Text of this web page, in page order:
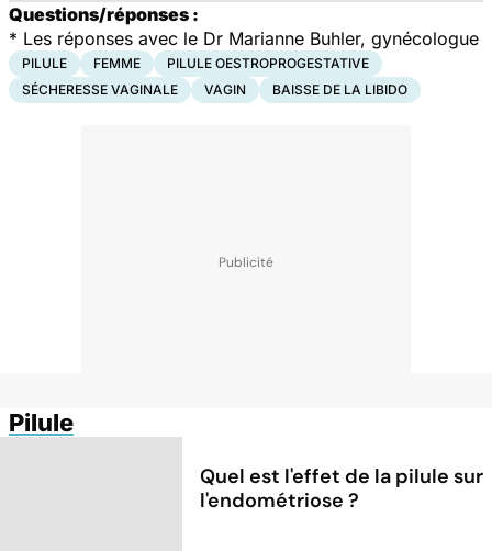
Questions/réponses :
* Les réponses avec le Dr Marianne Buhler, gynécologue
PILULE FEMME
PILULE OESTROPROGESTATIVE
SÉCHERESSE VAGINALE
VAGIN BAISSE DE LA LIBIDO
Pilule
Quel est l'effet de la pilule sur
l'endométriose ?